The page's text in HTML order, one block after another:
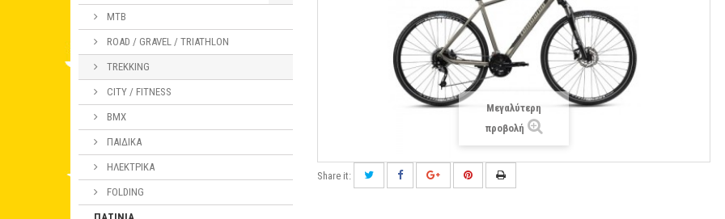
MTB
ROAD / GRAVEL / TRIATHLON
TREKKING
CITY / FITNESS
BMX
ΠΑΙΔΙΚΑ
ΗΛΕΚΤΡΙΚΑ
FOLDING
Μεγαλύτερη
προβολή
Share it: